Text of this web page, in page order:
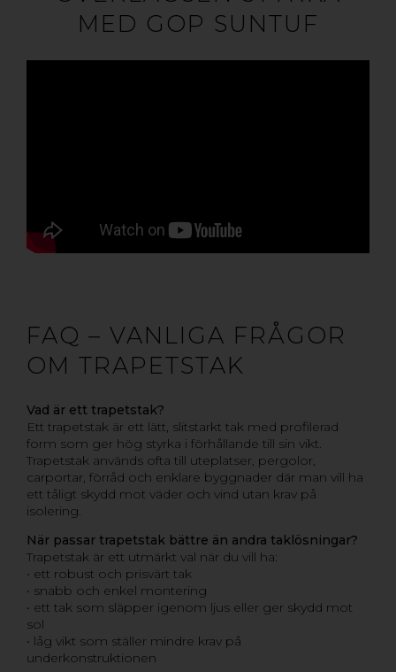
MED GOP SUNTUF
FAQ – VANLIGA FRÅGOR
OM TRAPETSTAK
Vad är ett trapetstak?
Ett trapetstak är ett lätt, slitstarkt tak med profilerad
form som ger hög styrka i förhållande till sin vikt.
Trapetstak används ofta till uteplatser, pergolor,
carportar, förråd och enklare byggnader där man vill ha
ett tåligt skydd mot väder och vind utan krav på
isolering.
När passar trapetstak bättre än andra taklösningar?
Trapetstak är ett utmärkt val när du vill ha:
• ett robust och prisvärt tak
• snabb och enkel montering
• ett tak som släpper igenom ljus eller ger skydd mot
sol
• låg vikt som ställer mindre krav på
underkonstruktionen